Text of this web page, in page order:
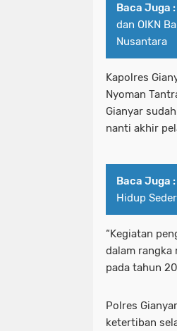
Baca Juga :
dan OIKN
Nusantara
Kapolres
Nyoman
Gianyar
nanti akhir
Baca Juga :
Hidup
“Kegiatan
dalam rangka
pada tahun
Polres
ketertiban